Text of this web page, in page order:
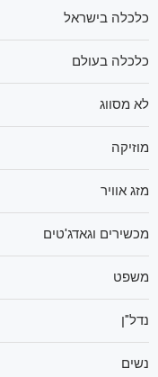
כלכלה בישראל
כלכלה בעולם
לא מסווג
מוזיקה
מזג אוויר
מכשירים וגאדג'טים
משפט
נדל"ן
נשים